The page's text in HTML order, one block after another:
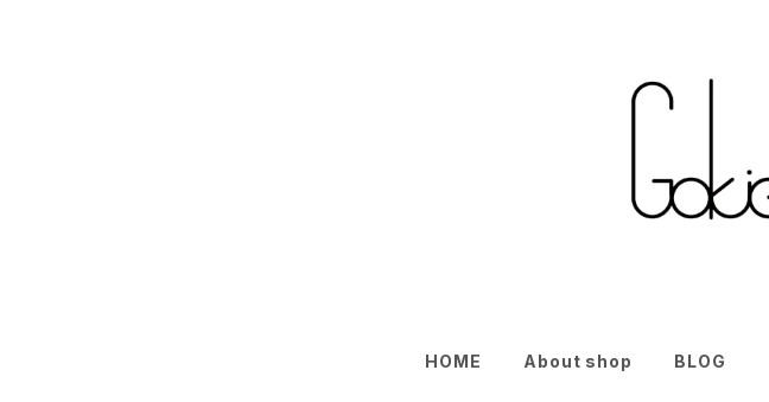
HOME About shop BLOG